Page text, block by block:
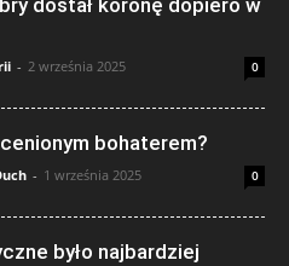
- 2 września 2025 0
bohaterem?
- 1 września 2025 0
było najbardziej